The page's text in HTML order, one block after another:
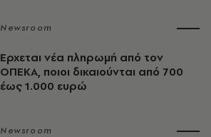
Newsroom
Έρχεται νέα πληρωμή από τον
ΟΠΕΚΑ, ποιοι δικαιούνται από 700
έως 1.000 ευρώ
Newsroom